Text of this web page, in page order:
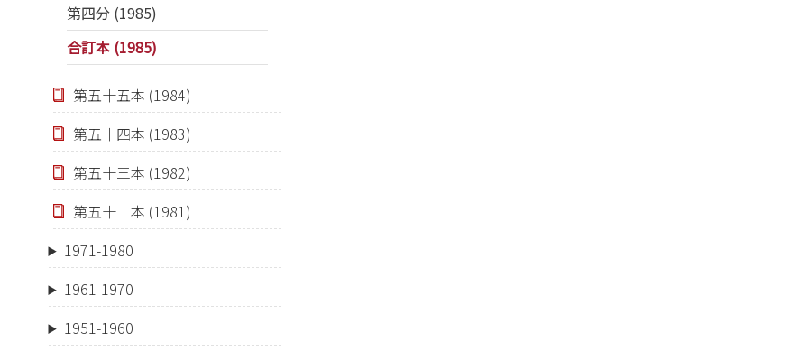
第四分 (1985)
合訂本 (1985)
第五十五本 (1984)
第五十四本 (1983)
第五十三本 (1982)
第五十二本 (1981)
1971-1980
1961-1970
1951-1960